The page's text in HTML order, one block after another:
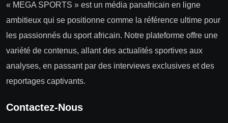
« MEGA SPORTS » est un média panafricain en ligne
ambitieux qui se positionne comme la référence ultime pour
les passionnés du sport africain. Notre plateforme offre une
variété de contenus, allant des actualités sportives aux
analyses, en passant par des interviews exclusives et des
reportages captivants.
Contactez-Nous